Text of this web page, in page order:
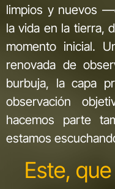
limpios y nuevos
la vida en la tierra,
momento inicial.
renovada de
burbuja, la capa
observación
hacemos parte
estamos
Este,